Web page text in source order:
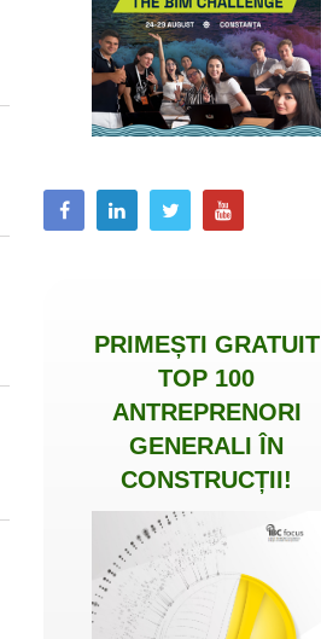
PRIMEȘTI GRATUIT
TOP 100
ANTREPRENORI
GENERALI ÎN
CONSTRUCȚII!